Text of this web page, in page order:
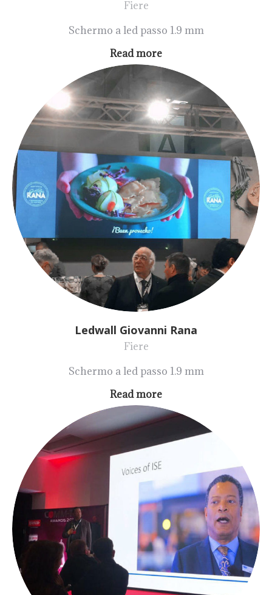
Fiere
Schermo a led passo 1.9 mm
Read more
Ledwall Giovanni Rana
Fiere
Schermo a led passo 1.9 mm
Read more